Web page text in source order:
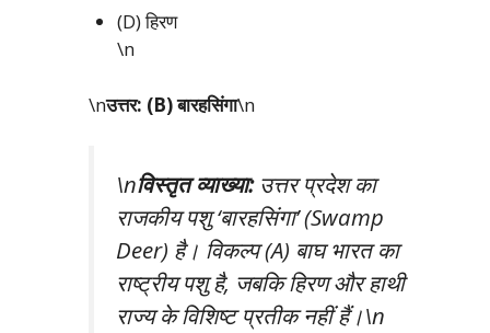
(D) हिरण
\n
\nउत्तर: (B) बारहसिंगा\n
\nविस्तृत व्याख्या:उत्तर प्रदेश का
राजकीय पशु ‘बारहसिंगा’ (Swamp
Deer) है। विकल्प (A) बाघ भारत का
राष्ट्रीय पशु है, जबकि हिरण और हाथी
राज्य के विशिष्ट प्रतीक नहीं हैं।\n